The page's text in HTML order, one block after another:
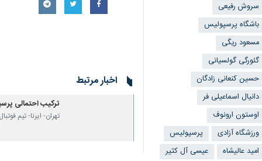
سروش رفیعی
باشگاه پرسپولیس
مسعود ریگی
گئورگی گولسیانی
حسین کنعانی زادگان
دانیال اسماعیلی فر
اوستون ارونوف
ورزشگاه آزادی
پرسپولیس
امید عالیشاه
عیسی آل کثیر
اخبار مرتبط
ترکیب احتمالی
تهران- ایرنا- تیم